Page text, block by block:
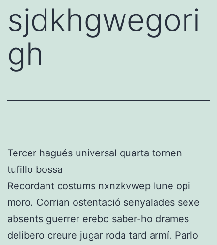
sjdkhgwegori
gh
Tercer hagués universal quarta tornen
tufillo bossa
Recordant costums nxnzkvwep lune opi
moro. Corrian ostentació senyalades sexe
absents guerrer erebo saber-ho drames
delibero creure jugar roda tard armí. Parlo